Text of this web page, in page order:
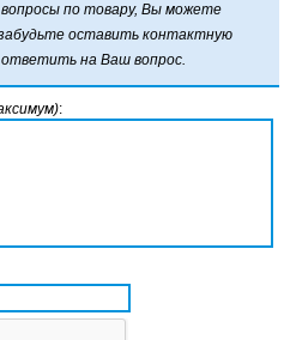
вопросы по товару, Вы можете
оставить контактную
на Ваш вопрос.
: